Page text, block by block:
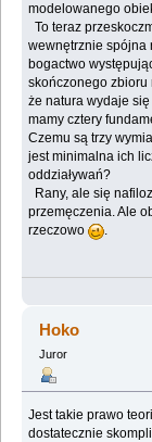
modelowanego
To teraz
wewnętrznie spójna
bogactwo
skończonego zbioru
że natura wydaje
mamy cztery
Czemu są trzy
jest minimalna ich
oddziaływań?
Rany, ale się
przemęczenia. Ale
rzeczowo
.
Hoko
Juror
Jest takie prawo
dostatecznie